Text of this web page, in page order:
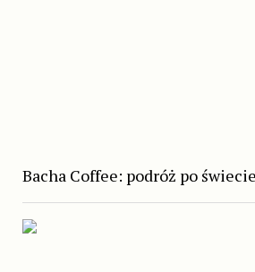
Bacha Coffee: podróż po